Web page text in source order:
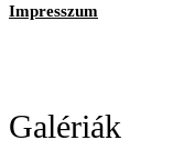
Impresszum
Galériák